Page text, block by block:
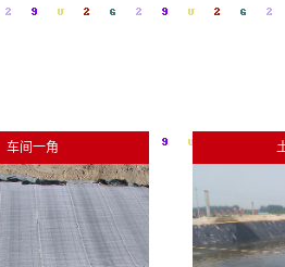
车间一角